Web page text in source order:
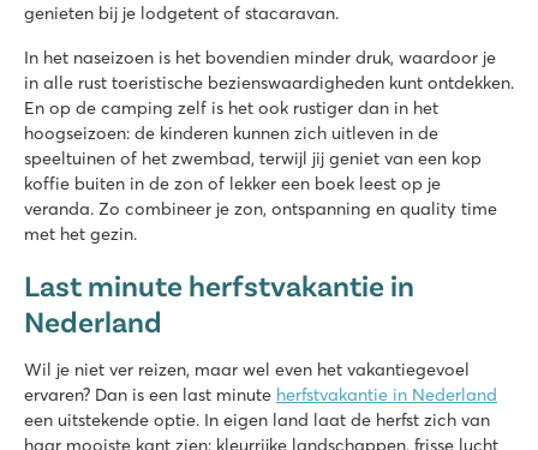
genieten bij je lodgetent of stacaravan.
In het naseizoen is het bovendien minder druk, waardoor je
in alle rust toeristische bezienswaardigheden kunt ontdekken.
En op de camping zelf is het ook rustiger dan in het
hoogseizoen: de kinderen kunnen zich uitleven in de
speeltuinen of het zwembad, terwijl jij geniet van een kop
koffie buiten in de zon of lekker een boek leest op je
veranda. Zo combineer je zon, ontspanning en quality time
met het gezin.
Last minute herfstvakantie in
Nederland
Wil je niet ver reizen, maar wel even het vakantiegevoel
ervaren? Dan is een last minute herfstvakantie in Nederland
een uitstekende optie. In eigen land laat de herfst zich van
haar mooiste kant zien: kleurrijke landschappen, frisse lucht